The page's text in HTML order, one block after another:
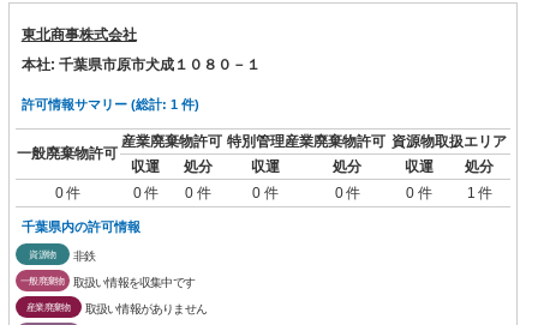
東北商事株式会社
本社: 千葉県市原市犬成１０８０－１
許可情報サマリー (総計: 1 件)
一般廃棄物許可
産業廃棄物許可 特別管理産業廃棄物許可 資源物取扱エリア
収運
処分 収運 処分 収運
処分
0 件
0 件 0 件 0 件 0 件 0 件 1 件
千葉県内の許可情報
資源物 非鉄
一般廃棄物 取扱い情報を収集中です
産業廃棄物 取扱い情報がありません